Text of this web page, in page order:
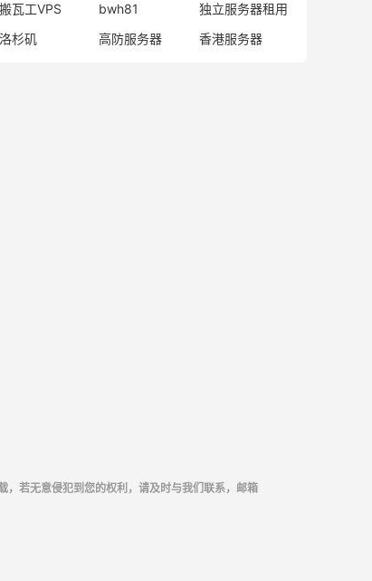
搬瓦工VPS
bwh81
独立服务器租用
洛杉矶
高防服务器 香港服务器
，若无意侵犯到您的权利，请及时与我们联系，邮箱